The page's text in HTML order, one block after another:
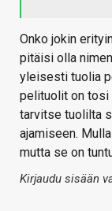
Onko jokin
pitäisi olla
yleisesti tuolia
pelituolit on tosi
tarvitse tuolilta
ajamiseen.
mutta se on
Kirjaudu sisään